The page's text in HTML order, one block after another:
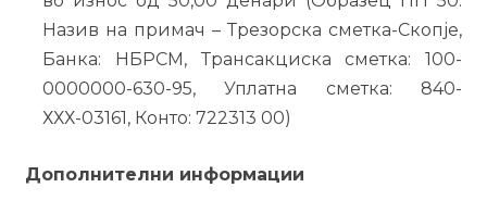
Назив на примач – Трезорска сметка-Скопје,
Банка: НБРСМ, Трансакциска сметка: 100-
0000000-630-95, Уплатна сметка: 840-
ХХХ-03161, Конто: 722313 00)
Дополнителни информации